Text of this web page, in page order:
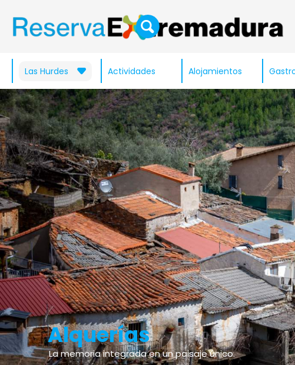
Las Hurdes Actividades Alojamientos
Alquerías
La memoria integrada en un paisaje único.